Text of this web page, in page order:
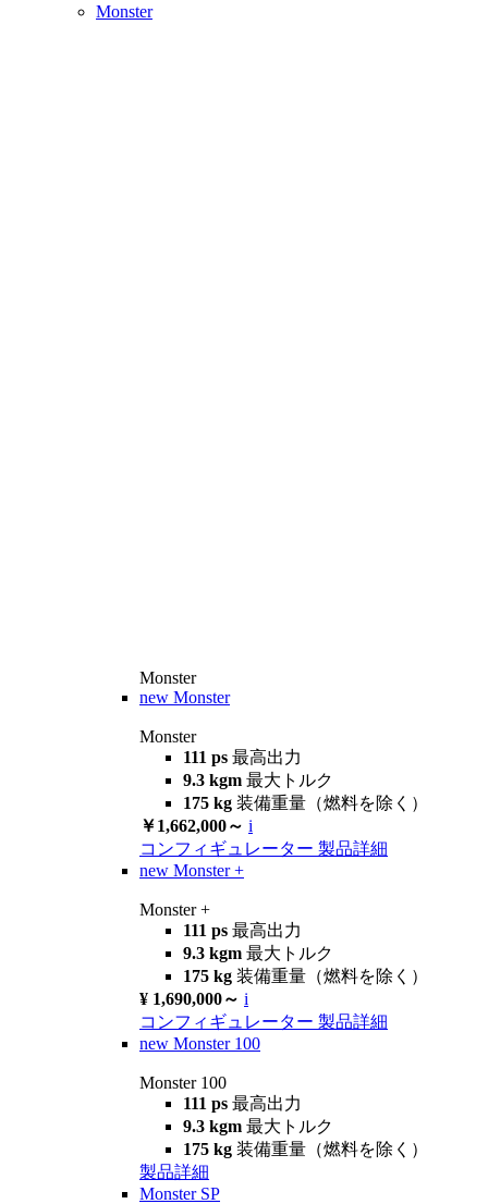
Monster
Monster
new Monster
Monster
111 ps 最高出力
9.3 kgm 最大トルク
175 kg 装備重量（燃料を除く）
￥1,662,000～ i
コンフィギュレーター 製品詳細
new Monster +
Monster +
111 ps 最高出力
9.3 kgm 最大トルク
175 kg 装備重量（燃料を除く）
¥ 1,690,000～ i
コンフィギュレーター 製品詳細
new Monster 100
Monster 100
111 ps 最高出力
9.3 kgm 最大トルク
175 kg 装備重量（燃料を除く）
製品詳細
Monster SP